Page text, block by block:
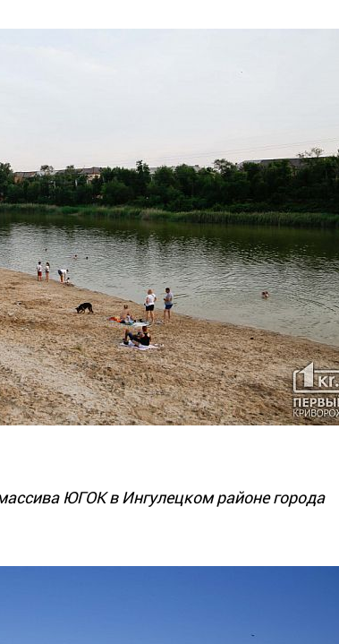
ЮГОК в Ингулецком районе города